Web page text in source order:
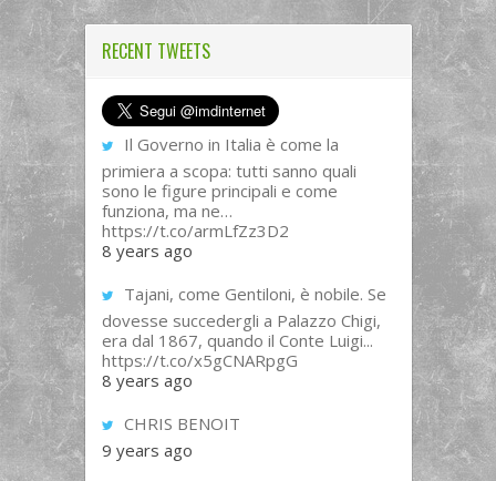
RECENT TWEETS
Il Governo in Italia è come la
primiera a scopa: tutti sanno quali
sono le figure principali e come
funziona, ma ne…
https://t.co/armLfZz3D2
8 years ago
Tajani, come Gentiloni, è nobile. Se
dovesse succedergli a Palazzo Chigi,
era dal 1867, quando il Conte Luigi...
https://t.co/x5gCNARpgG
8 years ago
CHRIS BENOIT
9 years ago